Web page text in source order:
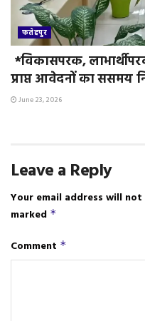
फतेहपुर
*विकासपरक,
प्राप्त आवेदनों का ससमय
June 23, 2026
Leave a Reply
Your email address will
marked *
Comment *